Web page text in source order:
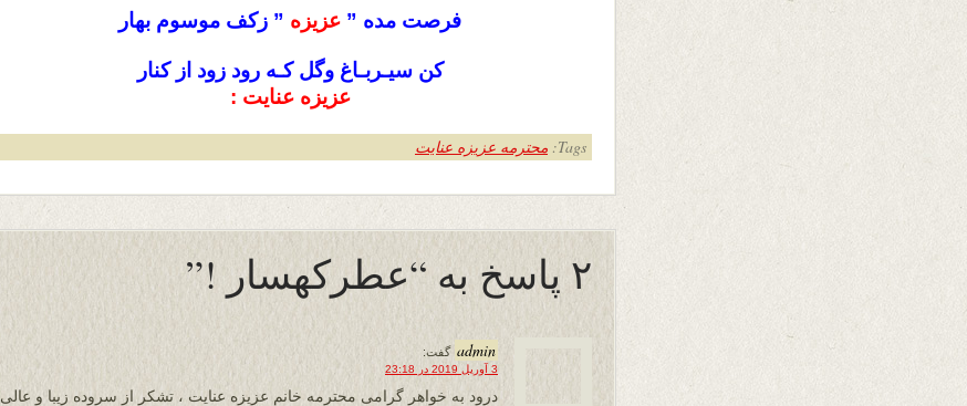
فرصت مده ” عزیزه ” زکف موسوم بهار
کن سیـربـاغ وگل کـه رود زود از کنار
عزیزه عنایت :
Tags: محترمه عزیزه عنایت
۲ پاسخ به “عطرکهسار !”
admin گفت:
3 آوریل 2019 در 23:18
درود به خواهر گرامی محترمه خانم عزیزه عنایت ، تشکر از سروده زیبا و عالی